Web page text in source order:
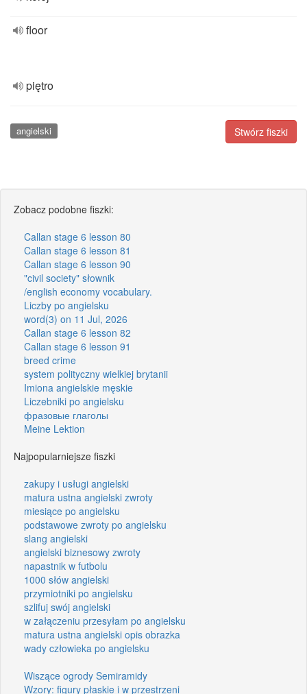
floor
piętro
Stwórz fiszki
angielski
Zobacz podobne fiszki:
Callan stage 6 lesson 80
Callan stage 6 lesson 81
Callan stage 6 lesson 90
"civil society" słownik
/english economy vocabulary.
Liczby po angielsku
word(3) on 11 Jul, 2026
Callan stage 6 lesson 82
Callan stage 6 lesson 91
breed crime
system polityczny wielkiej brytanii
Imiona angielskie męskie
Liczebniki po angielsku
фразовые глаголы
Meine Lektion
Najpopularniejsze fiszki
zakupy i usługi angielski
matura ustna angielski zwroty
miesiące po angielsku
podstawowe zwroty po angielsku
slang angielski
angielski biznesowy zwroty
napastnik w futbolu
1000 słów angielski
przymiotniki po angielsku
szlifuj swój angielski
w załączeniu przesyłam po angielsku
matura ustna angielski opis obrazka
wady człowieka po angielsku
Wiszące ogrody Semiramidy
Wzory: figury płaskie i w przestrzeni